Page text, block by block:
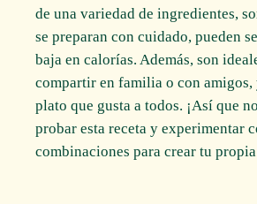
de una variedad de ingredientes,
se preparan con cuidado, pueden
baja en calorías. Además, son
compartir en familia o con amigos,
plato que gusta a todos. ¡Así que
probar esta receta y experimentar
combinaciones para crear tu